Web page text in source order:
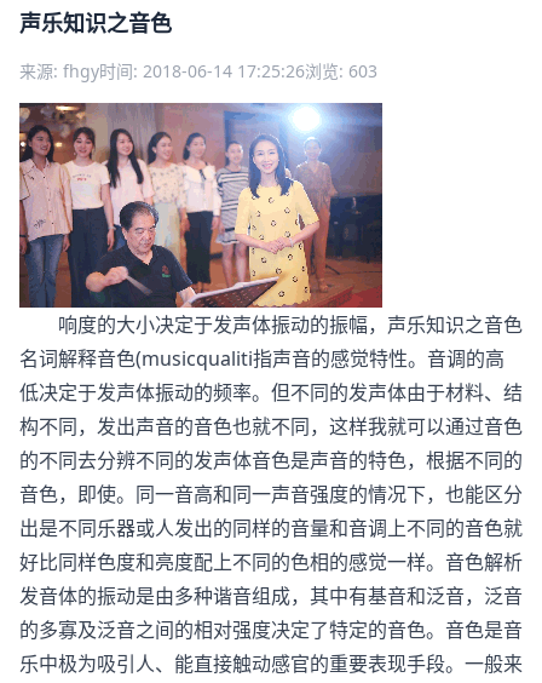
声乐知识之音色
来源: fhgy时间: 2018-06-14 17:25:26浏览: 603
响度的大小决定于发声体振动的振幅，声乐知识之音色
名词解释音色(musicqualiti指声音的感觉特性。音调的高
低决定于发声体振动的频率。但不同的发声体由于材料、结
构不同，发出声音的音色也就不同，这样我就可以通过音色
的不同去分辨不同的发声体音色是声音的特色，根据不同的
音色，即使。同一音高和同一声音强度的情况下，也能区分
出是不同乐器或人发出的同样的音量和音调上不同的音色就
好比同样色度和亮度配上不同的色相的感觉一样。音色解析
发音体的振动是由多种谐音组成，其中有基音和泛音，泛音
的多寡及泛音之间的相对强度决定了特定的音色。音色是音
乐中极为吸引人、能直接触动感官的重要表现手段。一般来